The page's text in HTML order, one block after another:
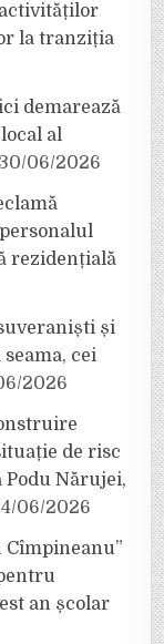
la tranziția
demarează
al
30/06/2026
rezidențială
și
cei
2026
de risc
Podu Nărujei,
06/2026
Cîmpineanu”
an școlar